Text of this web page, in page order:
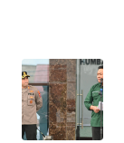
SUMEDANG
WN
CIANJUR